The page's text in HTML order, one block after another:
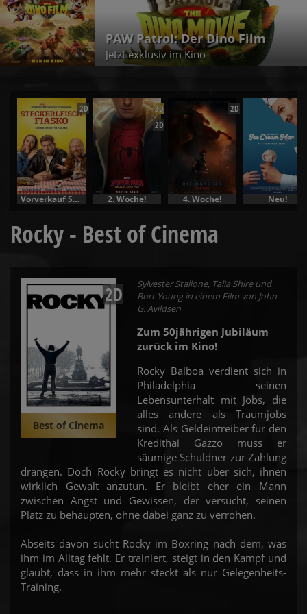
PAW Patrol: Der Dino Film
Jetzt exklusiv im Kino
2D
Vorverkauf Specials
3D
2D
2. Woche!
2D
4. Woche! Neu!
Rocky - Best of Cinema
2D
Best of Cinema
Sylvester Stallone, Talia Shire und
Burt Young in einem Film von John
G. Avildsen
Zum 50jährigen Jubiläum
zurück im Kino!
Rocky Balboa verdient sich in
Philadelphia seinen
Lebensunterhalt mit Jobs, die
alles andere als Traumjobs
sind. Als Geldeintreiber für den
Kredithai Gazzo muss er
säumige Schuldner zur Zahlung
drängen. Doch Rocky bringt es nicht über sich, ihnen
wirklich Gewalt anzutun. Er bleibt eher ein Mann
zwischen Angst und Gewissen, der versucht, seinen
Platz zu behaupten, ohne dabei ganz zu verrohen.
Abseits davon sucht Rocky im Boxring nach dem, was
ihm im Alltag fehlt. Er trainiert, steigt in den Kampf und
glaubt, dass in ihm mehr steckt als nur Gelegenheits-
Training.